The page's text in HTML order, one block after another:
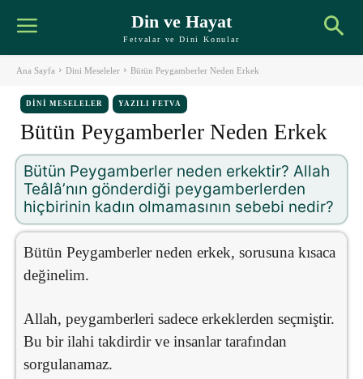
Din ve Hayat
Fetvalar ve Dini Konular
Ana Sayfa Dini Meseleler Bütün Peygamberler Neden Erkek
DINI MESELELER YAZILI FETVA
Bütün Peygamberler Neden Erkek
Bütün Peygamberler neden erkektir? Allah
Teâlâ’nın gönderdiği peygamberlerden
hiçbirinin kadın olmamasının sebebi nedir?
Bütün Peygamberler neden erkek, sorusuna kısaca
değinelim.
Allah, peygamberleri sadece erkeklerden seçmiştir.
Bu bir ilahi takdirdir ve insanlar tarafından
sorgulanamaz.